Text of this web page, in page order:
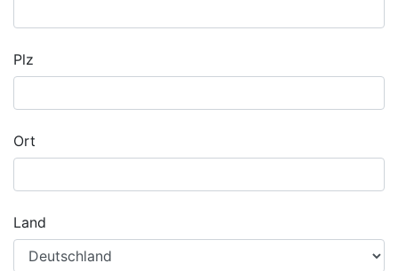
Plz
Ort
Land